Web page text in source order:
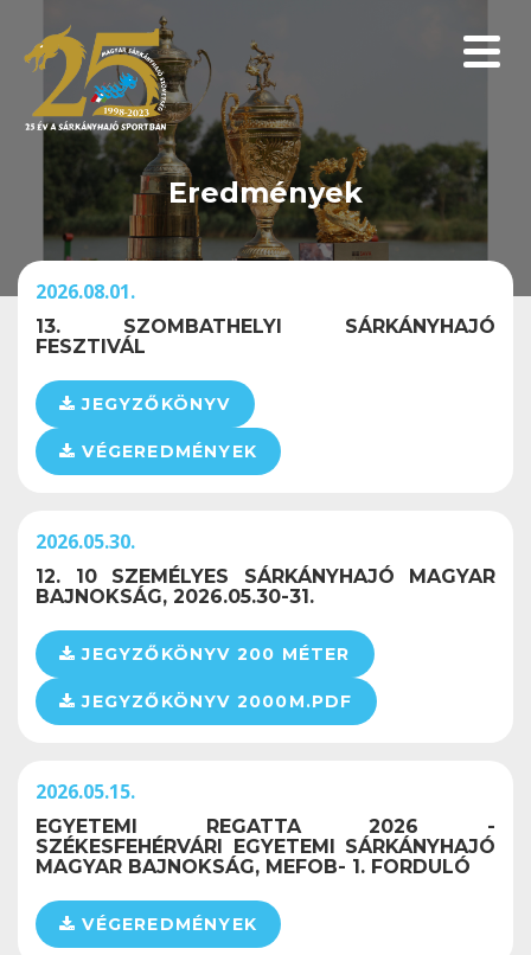
Eredmények
2026.08.01.
13. SZOMBATHELYI SÁRKÁNYHAJÓ
FESZTIVÁL
JEGYZŐKÖNYV
VÉGEREDMÉNYEK
2026.05.30.
12. 10 SZEMÉLYES SÁRKÁNYHAJÓ MAGYAR
BAJNOKSÁG, 2026.05.30-31.
JEGYZŐKÖNYV 200 MÉTER
JEGYZŐKÖNYV 2000M.PDF
2026.05.15.
EGYETEMI REGATTA 2026 -
SZÉKESFEHÉRVÁRI EGYETEMI SÁRKÁNYHAJÓ
MAGYAR BAJNOKSÁG, MEFOB- 1. FORDULÓ
VÉGEREDMÉNYEK